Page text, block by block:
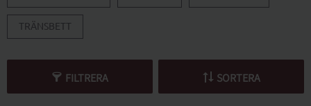
TRÄNSBETT
FILTRERA SORTERA